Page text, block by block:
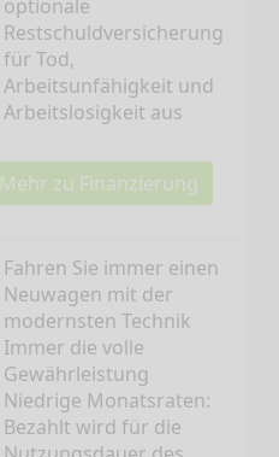
optionale
Restschuldversicherung
für Tod,
Arbeitsunfähigkeit und
Arbeitslosigkeit aus
Mehr zu Finanzierung
Fahren Sie immer einen
Neuwagen mit der
modernsten Technik
Immer die volle
Gewährleistung
Niedrige Monatsraten:
Bezahlt wird für die